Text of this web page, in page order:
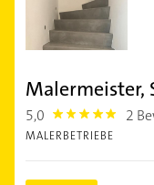
Malermeister,
5,0 5.0 2
MALERBETRIEBE